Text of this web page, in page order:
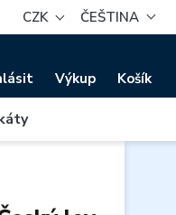
CZK ČEŠTINA
Výkup Košík